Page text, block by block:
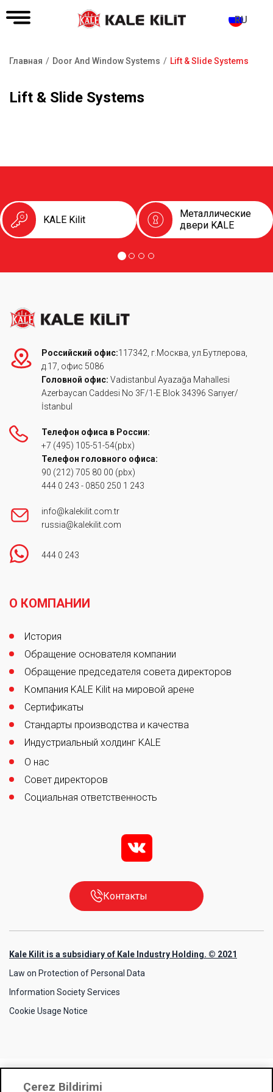
RU
навигации
Главная Door And Window Systems Lift & Slide Systems
Lift & Slide Systems
KALE Kilit
Металлические
двери KALE
Российский офис:117342, г.Москва, ул.Бутлерова,
д.17, офис 5086
Головной офис: Vadistanbul Ayazağa Mahallesi
Azerbaycan Caddesi No 3F/1-E Blok 34396 Sarıyer/
İstanbul
Телефон офиса в России:
+7 (495) 105-51-54(pbx)
Телефон головного офиса:
90 (212) 705 80 00 (pbx)
444 0 243 - 0850 250 1 243
info@kalekilit.com.tr
russia@kalekilit.com
444 0 243
О КОМПАНИИ
История
Обращение основателя компании
Обращение председателя совета директоров
Компания KALE Kilit на мировой арене
Сертификаты
Стандарты производства и качества
Индустриальный холдинг KALE
О нас
Совет директоров
Социальная ответственность
v
Контакты
Kale Kilit is a subsidiary of Kale Industry Holding. © 2021
Law on Protection of Personal Data
Information Society Services
Cookie Usage Notice
Çerez Bildirimi